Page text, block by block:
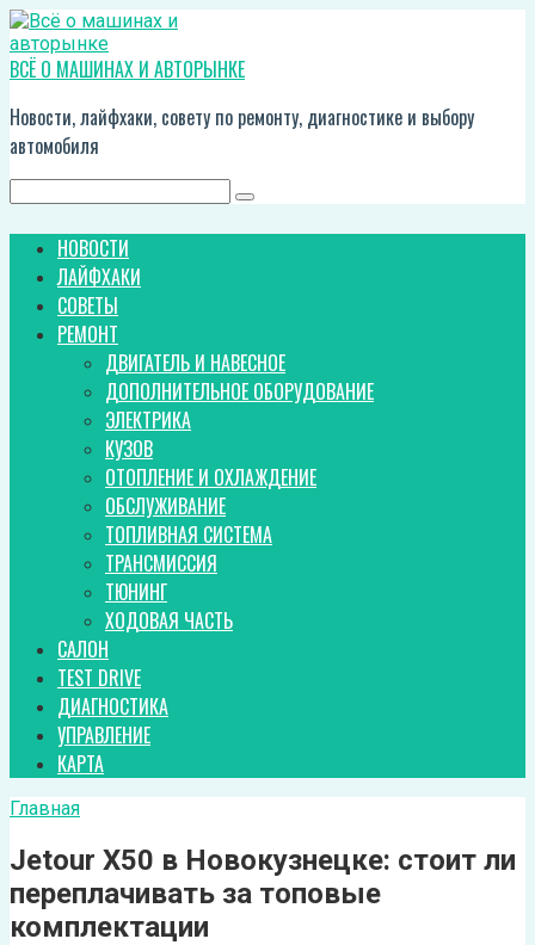
Перейти
к
контенту
ВСЁ О МАШИНАХ И АВТОРЫНКЕ
Новости, лайфхаки, совету по ремонту, диагностике и выбору
автомобиля
НОВОСТИ
ЛАЙФХАКИ
СОВЕТЫ
РЕМОНТ
ДВИГАТЕЛЬ И НАВЕСНОЕ
ДОПОЛНИТЕЛЬНОЕ ОБОРУДОВАНИЕ
ЭЛЕКТРИКА
КУЗОВ
ОТОПЛЕНИЕ И ОХЛАЖДЕНИЕ
ОБСЛУЖИВАНИЕ
ТОПЛИВНАЯ СИСТЕМА
ТРАНСМИССИЯ
ТЮНИНГ
ХОДОВАЯ ЧАСТЬ
САЛОН
TEST DRIVE
ДИАГНОСТИКА
УПРАВЛЕНИЕ
КАРТА
Главная
Jetour X50 в Новокузнецке: стоит ли
переплачивать за топовые
комплектации